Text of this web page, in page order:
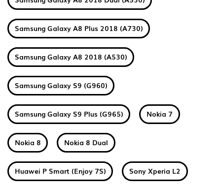
Samsung Galaxy A8 Plus 2018 (A730)
Samsung Galaxy A8 2018 (A530)
Samsung Galaxy S9 (G960)
Samsung Galaxy S9 Plus (G965) Nokia 7
Nokia 8 Nokia 8 Dual
Huawei P Smart (Enjoy 7S) Sony Xperia L2